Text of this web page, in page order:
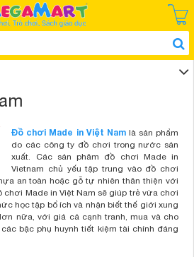
Đồ chơi Made in Việt Namlà sản phẩm
do các công ty đồ chơi trong nước sản
xuất. Các sản phâm đồ chơi Made in
Vietnam chủ yếu tập trung vào đồ chơi
an toàn hoặc gỗ tự nhiên thân thiện với
chơi Made in Việt Nam sẽ giúp trẻ vừa chơi
học tập bổ ích và nhận biết thế giới xung
nữa, với giá cả cạnh tranh, mua và cho
bậc phụ huynh tiết kiệm tài chính đáng